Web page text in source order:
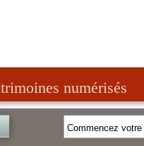
numérisés